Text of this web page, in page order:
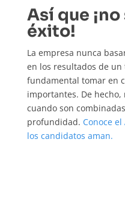
Así que
éxito!
La empresa nunca
en los resultados de un
fundamental tomar en
importantes. De hecho,
cuando son
profundidad. Conoce
los candidatos aman.